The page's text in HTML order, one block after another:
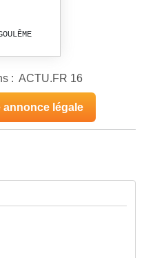
: ACTU.FR 16
annonce légale